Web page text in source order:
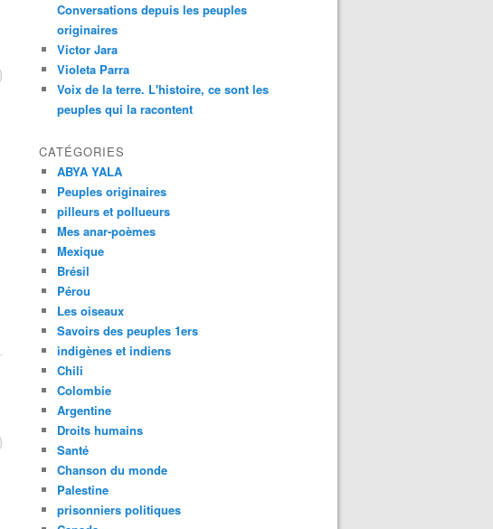
Conversations depuis les peuples
originaires
Victor Jara
Violeta Parra
Voix de la terre. L'histoire, ce sont les
peuples qui la racontent
CATÉGORIES
ABYA YALA
Peuples originaires
pilleurs et pollueurs
Mes anar-poèmes
Mexique
Brésil
Pérou
Les oiseaux
Savoirs des peuples 1ers
indigènes et indiens
Chili
Colombie
Argentine
Droits humains
Santé
Chanson du monde
Palestine
prisonniers politiques